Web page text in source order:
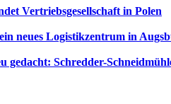
Vertriebsgesellschaft in Polen
neues Logistikzentrum in
gedacht: Schredder-